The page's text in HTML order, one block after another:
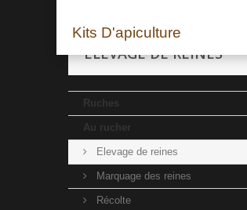
Kits D'apiculture
ELEVAGE DE REINES
Ruches
Au rucher
Elevage de reines
Marquage des reines
Récolte